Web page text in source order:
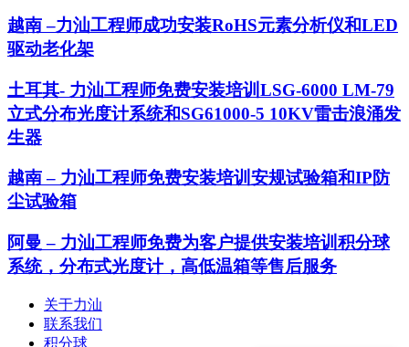
越南 –力汕工程师成功安装RoHS元素分析仪和LED
驱动老化架
土耳其- 力汕工程师免费安装培训LSG-6000 LM-79
立式分布光度计系统和SG61000-5 10KV雷击浪涌发
生器
越南 – 力汕工程师免费安装培训安规试验箱和IP防
尘试验箱
阿曼 – 力汕工程师免费为客户提供安装培训积分球
系统，分布式光度计，高低温箱等售后服务
关于力汕
联系我们
积分球